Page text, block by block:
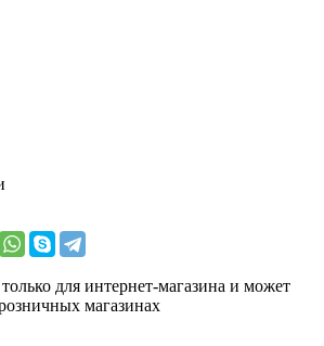
для интернет-магазина и может
магазинах